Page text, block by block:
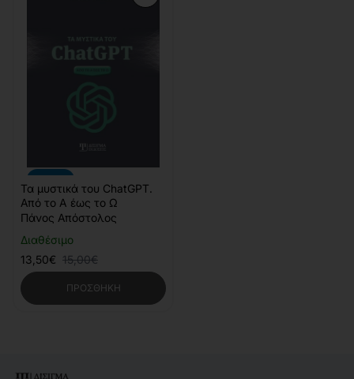
Διαθέσιμο
Τα μυστικά του ChatGPT.
Από το Α έως το Ω
Πάνος Απόστολος
13,50€ 15,00€
ΠΡΟΣΘΉΚΗ